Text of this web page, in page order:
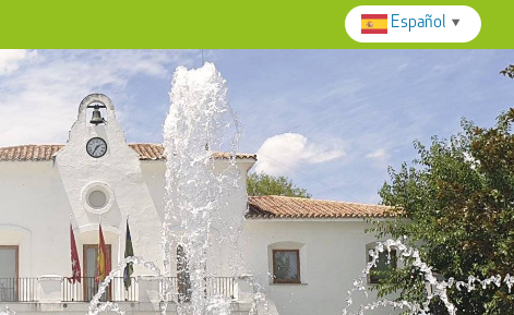
Español ▼